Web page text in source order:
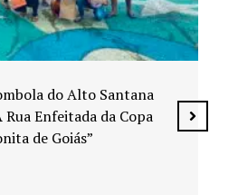
Cores” leva pinturas a
Senador Canedo